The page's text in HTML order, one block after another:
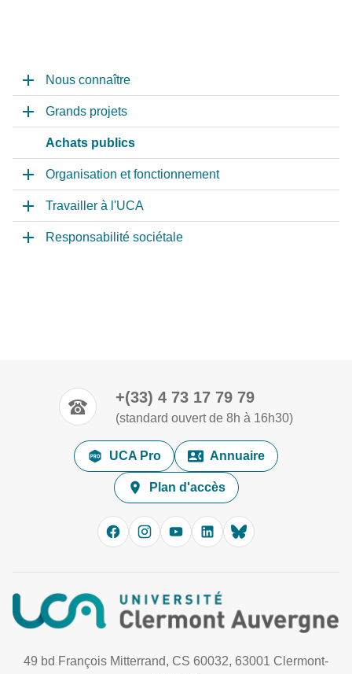
Nous connaître
Grands projets
Achats publics
Organisation et fonctionnement
Travailler à l'UCA
Responsabilité sociétale
+(33) 4 73 17 79 79
(standard ouvert de 8h à 16h30)
UCA Pro Annuaire
Plan d'accès
49 bd François Mitterrand, CS 60032, 63001 Clermont-